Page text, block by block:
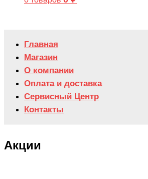
Главная
Магазин
О компании
Оплата и доставка
Сервисный Центр
Контакты
Акции